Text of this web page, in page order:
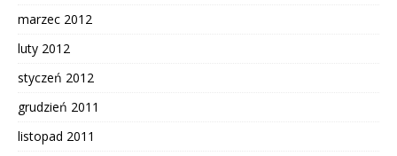
marzec 2012
luty 2012
styczeń 2012
grudzień 2011
listopad 2011